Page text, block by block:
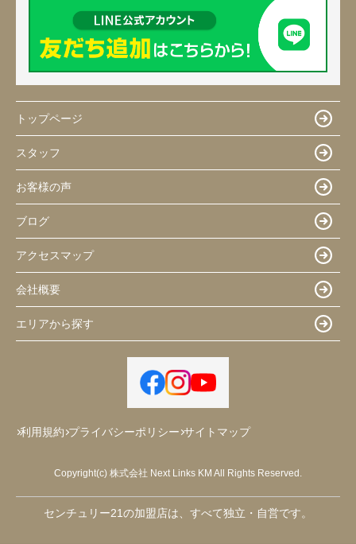
トップページ
スタッフ
お客様の声
ブログ
アクセスマップ
会社概要
エリアから探す
利用規約 プライバシーポリシー サイトマップ
Copyright(c) 株式会社 Next Links KM All Rights Reserved.
センチュリー21の加盟店は、すべて独立・自営です。